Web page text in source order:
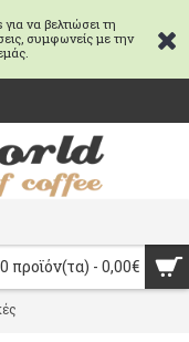
να βελτιώσει τη
συμφωνείς με την
0 προϊόν(τα) - 0,00€